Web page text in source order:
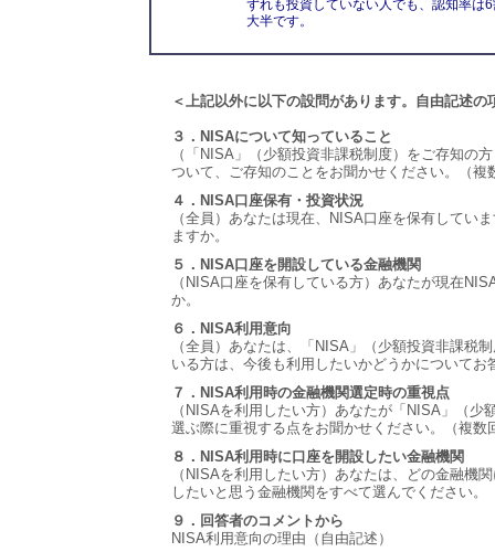
ずれも投資していない人でも、認知率は
大半です。
＜上記以外に以下の設問があります。自由記述の
３．NISAについて知っていること
（「NISA」（少額投資非課税制度）をご存知の
ついて、ご存知のことをお聞かせください。（複
４．NISA口座保有・投資状況
（全員）あなたは現在、NISA口座を保有してい
ますか。
５．NISA口座を開設している金融機関
（NISA口座を保有している方）あなたが現在
か。
６．NISA利用意向
（全員）あなたは、「NISA」（少額投資非課税
いる方は、今後も利用したいかどうかについてお
７．NISA利用時の金融機関選定時の重視点
（NISAを利用したい方）あなたが「NISA」（
選ぶ際に重視する点をお聞かせください。（複数
８．NISA利用時に口座を開設したい金融機関
（NISAを利用したい方）あなたは、どの金融機
したいと思う金融機関をすべて選んでください。
９．回答者のコメントから
NISA利用意向の理由（自由記述）